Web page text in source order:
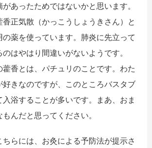
あったためではないかと思います。
正気散（かっこうしょうきさん）と
の薬を使っています。肺炎に先立って
はやはり間違いがないようです。
香とは、パチュリのことです。わた
好きなのですが、このところバスタブ
浴することが多いです。まあ、おま
んだと思ってください。
らには、お灸による予防法が提示さ